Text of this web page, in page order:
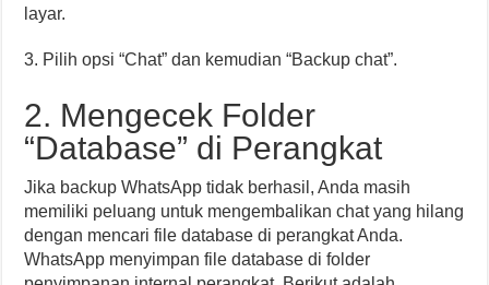
layar.
3. Pilih opsi “Chat” dan kemudian “Backup chat”.
2. Mengecek Folder
“Database” di Perangkat
Jika backup WhatsApp tidak berhasil, Anda masih
memiliki peluang untuk mengembalikan chat yang hilang
dengan mencari file database di perangkat Anda.
WhatsApp menyimpan file database di folder